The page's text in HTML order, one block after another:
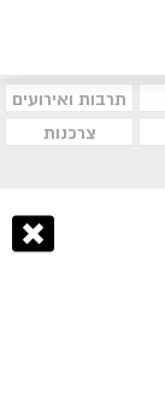
תרבות ואירועים
צרכנות